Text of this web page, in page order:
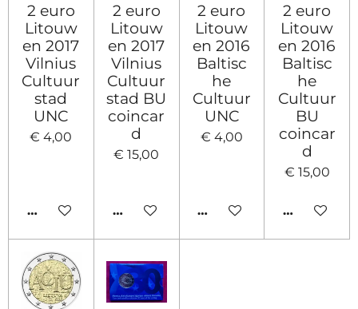
2 euro
Litouw
en 2017
Vilnius
Cultuur
stad
UNC
€ 4,00
IN WINKELWAGEN
2 euro
Litouw
en 2017
Vilnius
Cultuur
stad BU
coincar
d
€ 15,00
HOUD MIJ OP DE HOOGTE
2 euro
Litouw
en 2016
Baltisc
he
Cultuur
UNC
€ 4,00
HOUD MIJ OP DE
2 euro
Litouw
en 2016
Baltisc
he
Cultuur
BU
coincar
d
€ 15,00
HOUD MIJ